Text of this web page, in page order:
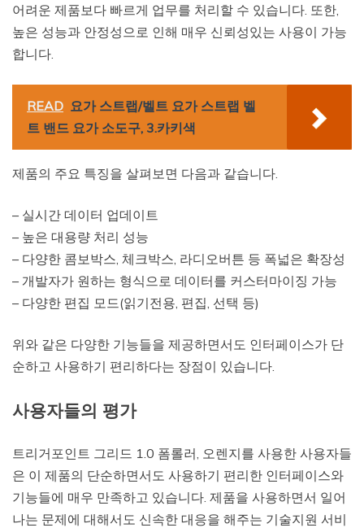
어려운 제품보다 빠르게 업무를 처리할 수 있습니다. 또한,
높은 성능과 안정성으로 인해 매우 신뢰성있는 사용이 가능
합니다.
READ 요가 스트랩/벨트 요가 스트랩 벨
트 밴드 요가 소도구, 3.카키색
제품의 주요 특징을 살펴보면 다음과 같습니다.
– 실시간 데이터 업데이트
– 높은 대용량 처리 성능
– 다양한 콤보박스, 체크박스, 라디오버튼 등 폭넓은 확장성
– 개발자가 원하는 형식으로 데이터를 커스터마이징 가능
– 다양한 편집 모드(읽기전용, 편집, 선택 등)
위와 같은 다양한 기능들을 제공하면서도 인터페이스가 단
순하고 사용하기 편리하다는 장점이 있습니다.
사용자들의 평가
트리거포인트 그리드 1.0 폼롤러, 오렌지를 사용한 사용자들
은 이 제품의 단순하면서도 사용하기 편리한 인터페이스와
기능들에 매우 만족하고 있습니다. 제품을 사용하면서 일어
나는 문제에 대해서도 신속한 대응을 해주는 기술지원 서비